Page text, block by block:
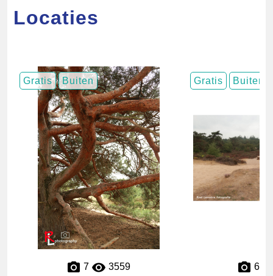
Locaties
Gratis Buiten
7 3559
Gratis Buiten
6